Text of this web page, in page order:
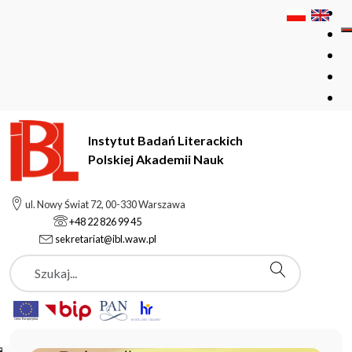
Instytut Badań Literackich
Polskiej Akademii Nauk
ul. Nowy Świat 72, 00-330 Warszawa
+48 22 826 99 45
sekretariat@ibl.waw.pl
Szukaj
Instytut Badań Literackich Polskiej Akademii Nauk
Aktualności